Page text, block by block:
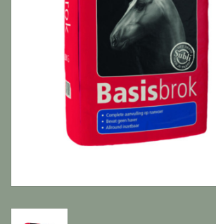
Diversen producten
Tuin Benodigdheden